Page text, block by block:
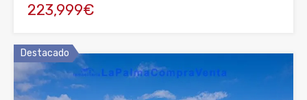
223,999€
Destacado